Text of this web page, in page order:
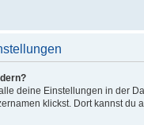
deine Einstellungen in der
klickst. Dort kannst du